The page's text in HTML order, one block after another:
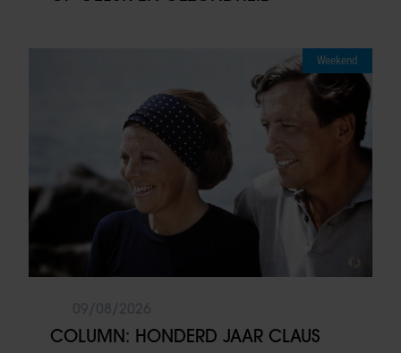
Weekend
COLUMN: HONDERD JAAR CLAUS